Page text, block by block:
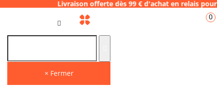
Livraison offerte dès 99 € d'achat en
× Fermer
0